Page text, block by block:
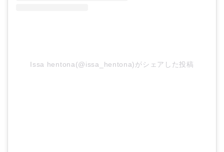
Issa hentona(@issa_hentona)がシェアした投稿